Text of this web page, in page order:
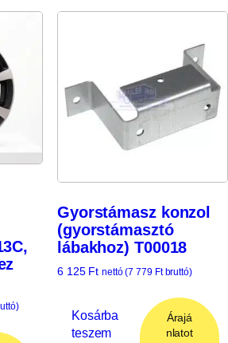
Gyorstámasz konzol
(gyorstámasztó
lábakhoz) T00018
6 125 Ft nettó (7 779 Ftbruttó)
Kosárba
teszem
Árajá
nlatot